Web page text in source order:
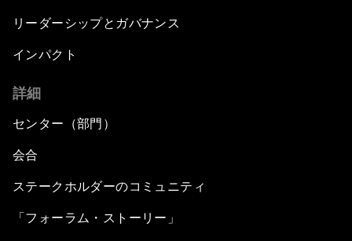
リーダーシップとガバナンス
インパクト
詳細
センター（部門）
会合
ステークホルダーのコミュニティ
「フォーラム・ストーリー」